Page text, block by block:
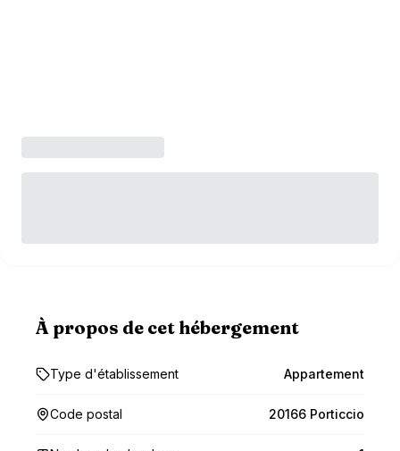
À propos de cet hébergement
Type d'établissement Appartement
Code postal 20166 Porticcio